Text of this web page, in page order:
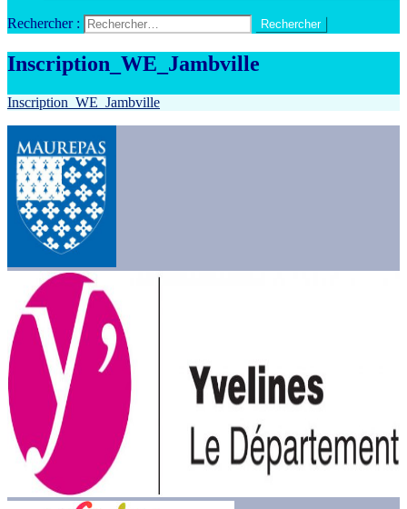
Rechercher :
Inscription_WE_Jambville
Inscription_WE_Jambville